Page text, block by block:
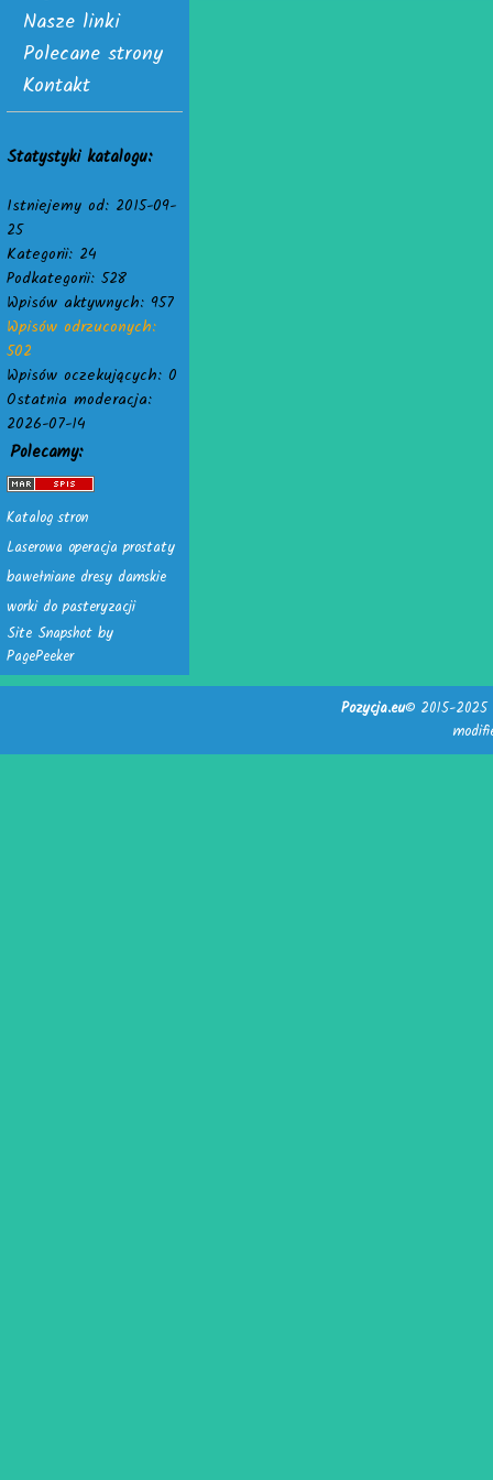
Nasze linki
Polecane strony
Kontakt
Statystyki katalogu:
Istniejemy od: 2015-09-
25
Kategorii: 24
Podkategorii: 528
Wpisów aktywnych: 957
Wpisów odrzuconych:
502
Wpisów oczekujących: 0
Ostatnia moderacja:
2026-07-14
Polecamy:
Katalog stron
Laserowa operacja prostaty
bawełniane dresy damskie
worki do pasteryzacji
Site Snapshot by
PagePeeker
Pozycja.eu© 2015-